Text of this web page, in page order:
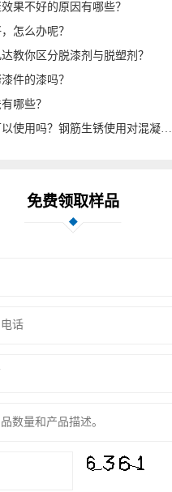
果不好的原因有哪些？
怎么办呢？
教你区分脱漆剂与脱塑剂？
件的漆吗？
哪些？
使用吗？钢筋生锈使用对混凝…
免费领取样品